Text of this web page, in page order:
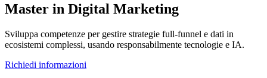
Master in Digital Marketing
Sviluppa competenze per gestire strategie full-funnel e dati in
ecosistemi complessi, usando responsabilmente tecnologie e IA.
Richiedi informazioni